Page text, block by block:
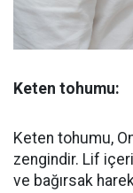
Keten tohumu:
Keten tohumu,
zengindir. Lif
ve bağırsak